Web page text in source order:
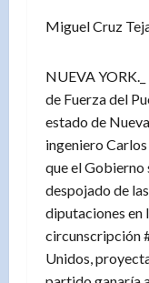
Miguel Cruz
NUEVA
de Fuerza del
estado de
ingeniero
que el Gobierno
despojado de
diputaciones en
circunscripción
Unidos,